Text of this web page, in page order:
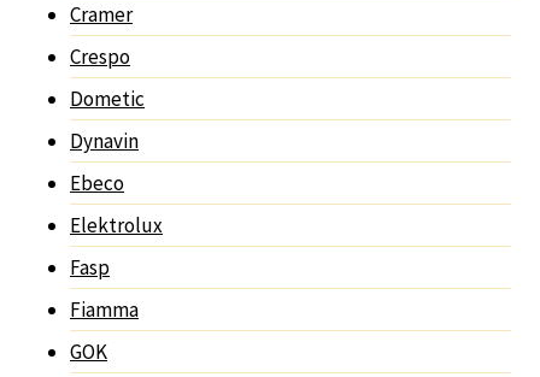
Cramer
Crespo
Dometic
Dynavin
Ebeco
Elektrolux
Fasp
Fiamma
GOK